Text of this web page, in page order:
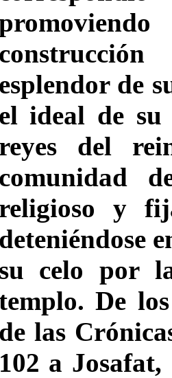
esplendor de
el ideal de
reyes del
comunidad
religioso y
deteniéndose
su celo por
De
de las
102 a